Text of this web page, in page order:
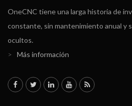
OneCNC tiene una larga historia de
constante, sin mantenimiento anual y
ocultos.
>
Más información